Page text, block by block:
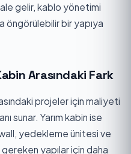
gelir, kablo yönetimi
öngörülebilir bir yapıya
Arasındaki Fark
projeler için maliyeti
sunar. Yarım kabin ise
yedekleme ünitesi ve
yapılar için daha